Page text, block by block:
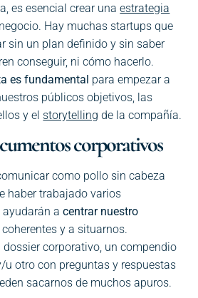
es esencial crear unaestrategia
Hay muchas startups que
sin un plan definido y sin saber
conseguir, ni cómo hacerlo.
es fundamental para empezar a
públicos objetivos, las
y el storytelling de la compañía.
corporativos
como pollo sin cabeza
haber trabajado varios
ayudarán acentrar nuestro
y a situarnos.
dossier corporativo, un compendio
u otro con preguntas y respuestas
sacarnos de muchos apuros.